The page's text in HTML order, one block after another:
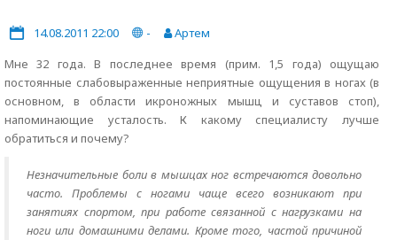
14.08.2011 22:00 -
Артем
Мне 32 года. В последнее время (прим. 1,5 года) ощущаю
постоянные слабовыраженные неприятные ощущения в ногах (в
основном, в области икроножных мышц и суставов стоп),
напоминающие усталость. К какому специалисту лучше
обратиться и почему?
Незначительные боли в мышцах ног встречаются довольно
часто. Проблемы с ногами чаще всего возникают при
занятиях спортом, при работе связанной с нагрузками на
ноги или домашними делами. Кроме того, частой причиной